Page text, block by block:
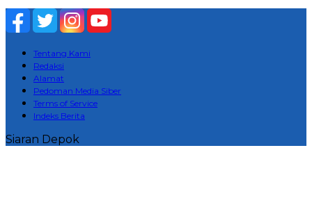
Tentang Kami
Redaksi
Alamat
Pedoman Media Siber
Terms of Service
Indeks Berita
Siaran Depok